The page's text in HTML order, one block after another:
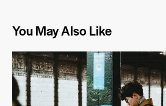
You May Also Like